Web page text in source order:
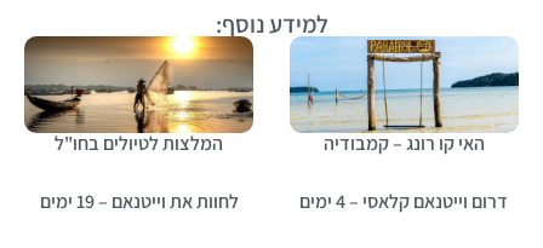
למידע נוסף:
האי קו רונג – קמבודיה המלצות לטיולים בחו"ל
דרום וייטנאם קלאסי – 4 ימים לחוות את וייטנאם – 19 ימים